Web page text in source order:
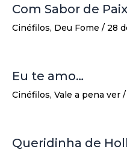
Com Sabor de
Cinéfilos, Deu Fome / 28
Eu te amo…
Cinéfilos, Vale a pena ver /
Queridinha de